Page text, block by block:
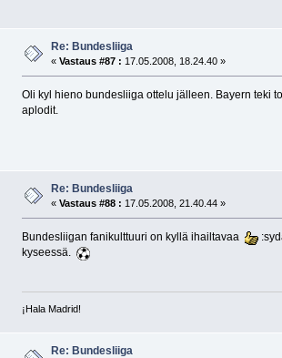
Re: Bundesliiga
«Vastaus #87 : 17.05.2008, 18.24.40 »
Oli kyl hieno bundesliiga ottelu jälleen. Bayern teki
aplodit.
Re: Bundesliiga
«Vastaus #88 : 17.05.2008, 21.40.44 »
Bundesliigan fanikulttuuri on kyllä ihailtavaa
kyseessä.
¡Hala Madrid!
Re: Bundesliiga